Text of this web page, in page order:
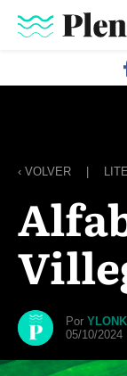
‹ VOLVER
Por
05/10/